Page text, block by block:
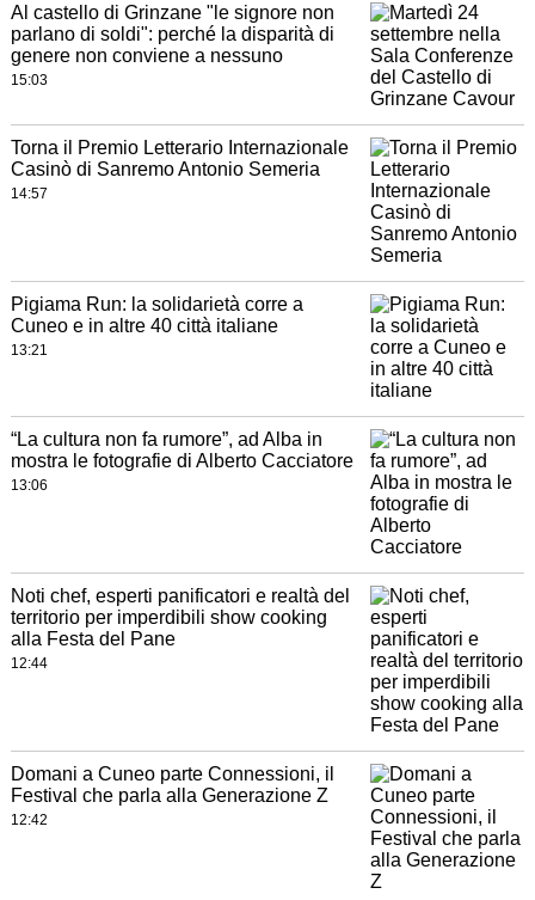
Al castello di Grinzane "le signore non
parlano di soldi": perché la disparità di
genere non conviene a nessuno
15:03
Torna il Premio Letterario Internazionale
Casinò di Sanremo Antonio Semeria
14:57
Pigiama Run: la solidarietà corre a
Cuneo e in altre 40 città italiane
13:21
“La cultura non fa rumore”, ad Alba in
mostra le fotografie di Alberto Cacciatore
13:06
Noti chef, esperti panificatori e realtà del
territorio per imperdibili show cooking
alla Festa del Pane
12:44
Domani a Cuneo parte Connessioni, il
Festival che parla alla Generazione Z
12:42